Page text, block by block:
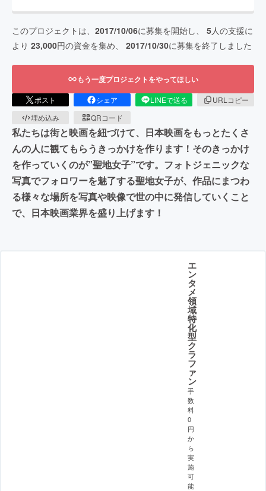
このプロジェクトは、 2017/10/06に募集を開始し、 5人の支援に
より 23,000円の資金を集め、 2017/10/30に募集を終了しました
もう一度プロジェクトをやってほしい
ポスト シェア LINEで送る
URLコピー
埋め込み
QRコード
私たちは街と映画を紐づけて、日本映画をもっとたくさ
んの人に観てもらうきっかけを作ります！そのきっかけ
を作っていくのが”聖地女子”です。フォトジェニックな
写真でフォロワーを魅了する聖地女子が、作品にまつわ
る様々な場所を写真や映像で世の中に発信していくこと
で、日本映画業界を盛り上げます！
エ
ン
タ
メ
領
域
特
化
型
ク
ラ
フ
ァ
ン
手
数
料
0
円
か
ら
実
施
可
能